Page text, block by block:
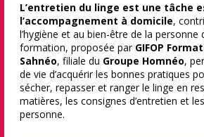
L’entretien du linge est une tâche
l’accompagnement à domicile,
l’hygiène et au bien-être de la personne
formation, proposée par GIFOP
Sahnéo, filiale du Groupe Homnéo,
de vie d’acquérir les bonnes pratiques
sécher, repasser et ranger le linge en
matières, les consignes d’entretien et
personne.